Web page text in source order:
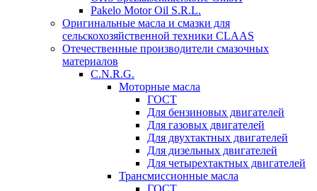
Pakelo Motor Oil S.R.L.
Оригинальные масла и смазки для
сельскохозяйственной техники CLAAS
Отечественные производители смазочных
материалов
C.N.R.G.
Моторные масла
ГОСТ
Для бензиновых двигателей
Для газовых двигателей
Для двухтактных двигателей
Для дизельных двигателей
Для четырехтактных двигателей
Трансмиссионные масла
ГОСТ